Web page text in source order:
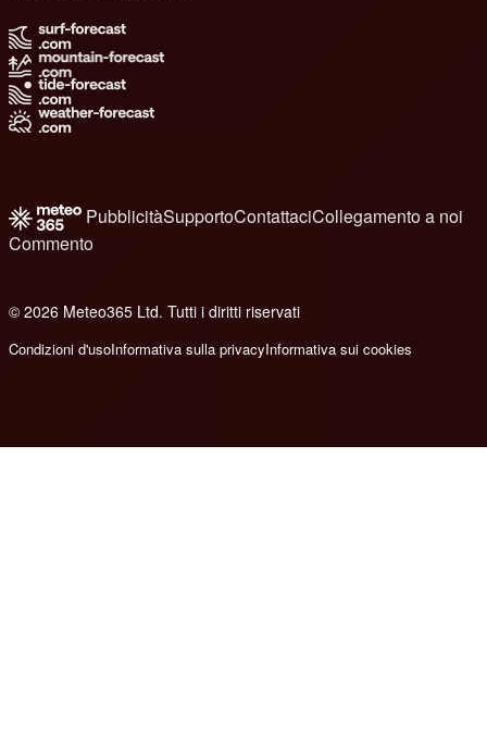
PubblicitàSupportoContattaciCollegamento a noi
Commento
© 2026 Meteo365 Ltd. Tutti i diritti riservati
Condizioni d'usoInformativa sulla privacyInformativa sui cookies